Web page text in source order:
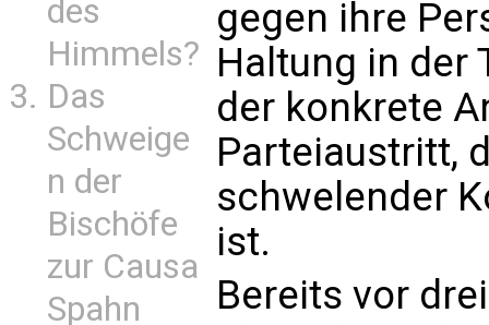
des
Himmels?
Das
Schweige
n der
Bischöfe
zur Causa
Spahn
gegen ihre
Haltung in der
der konkrete
Parteiaustritt,
schwelender
ist.
Bereits vor